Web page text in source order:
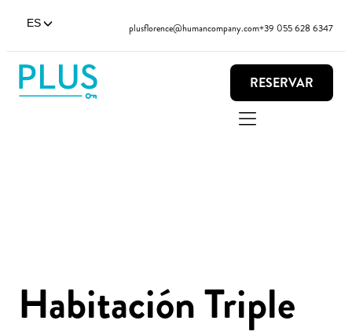
ES plusflorence@humancompany.com+39 055 628 6347
RESERVAR
Habitación Triple